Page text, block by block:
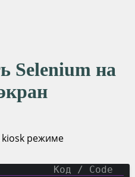
Selenium на
kiosk режиме